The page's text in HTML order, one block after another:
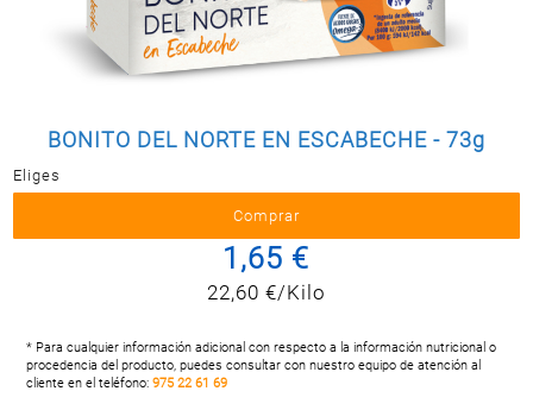
Postal
LIMPIEZABONITO DEL NORTE EN ESCABECHE - 73g
Eliges
1,65 €
22,60 €/Kilo
* Para cualquier información adicional con respecto a la información nutricional o
procedencia del producto, puedes consultar con nuestro equipo de atención al
cliente en el teléfono:975 22 61 69